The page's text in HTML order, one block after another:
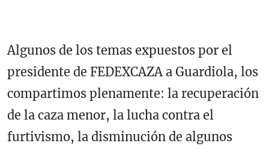
Algunos de los temas expuestos por el
presidente de FEDEXCAZA a Guardiola, los
compartimos plenamente: la recuperación
de la caza menor, la lucha contra el
furtivismo, la disminución de algunos